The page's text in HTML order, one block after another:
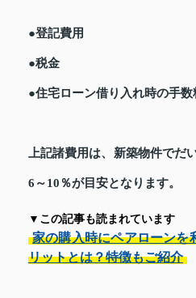
●登記費用
●税金
●住宅ローン借り入れ時の手数
上記諸費用は、新築物件でだ
6～10％が目安となります。
▼この記事も読まれています
家の購入時にペアローンを
リットとは？特徴もご紹介